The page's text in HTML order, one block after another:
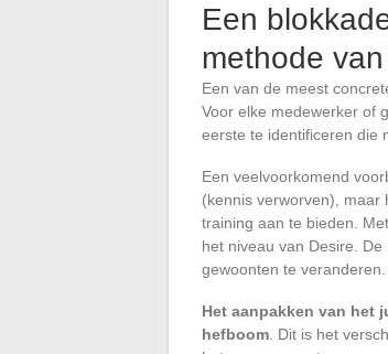
Een
methode
Een van de meest
Voor elke medewerker of
eerste te identificeren die
Een veelvoorkomend
(kennis verworven), maar
training aan te bieden.
het niveau van Desire.
gewoonten te veranderen.
Het aanpakken van het
hefboom . Dit is het